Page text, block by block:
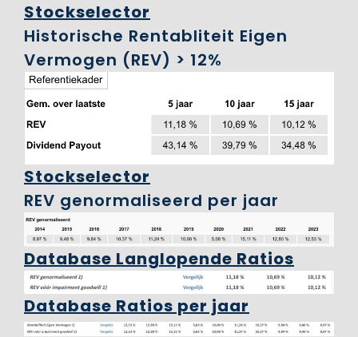
Stockselector
Historische Rentabliteit Eigen
Vermogen (REV) > 12%
Stockselector
REV genormaliseerd per jaar
Database Langlopende Ratios
Database Ratios per jaar